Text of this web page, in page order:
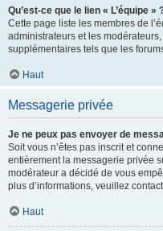
Qu’est-ce que le lien « L’équipe »
Cette page liste les membres de
administrateurs et les
supplémentaires tels que les
Haut
Messagerie privée
Je ne peux pas envoyer de
Soit vous n’êtes pas inscrit et
entièrement la messagerie privée
modérateur a décidé de vous
plus d’informations, veuillez
Haut